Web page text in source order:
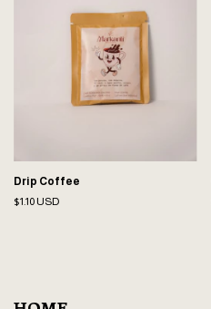
Drip Coffee
$1.10 USD